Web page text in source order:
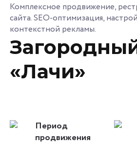
Комплексное продвижение,
сайта. SEO-оптимизация,
контекстной рекламы.
«Лачи»
Период
продвижения